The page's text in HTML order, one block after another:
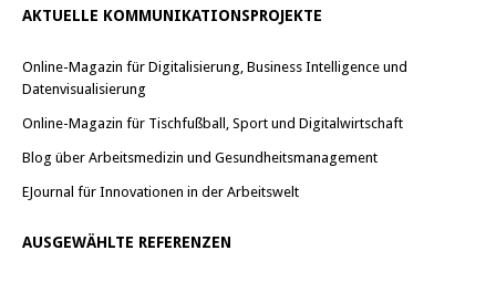
AKTUELLE KOMMUNIKATIONSPROJEKTE
Online-Magazin für Digitalisierung, Business Intelligence und
Datenvisualisierung
Online-Magazin für Tischfußball, Sport und Digitalwirtschaft
Blog über Arbeitsmedizin und Gesundheitsmanagement
EJournal für Innovationen in der Arbeitswelt
AUSGEWÄHLTE REFERENZEN